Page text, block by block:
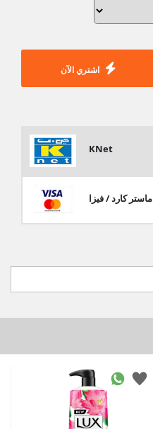
اشتري الآن
KNet
ماستر كارد / فيزا